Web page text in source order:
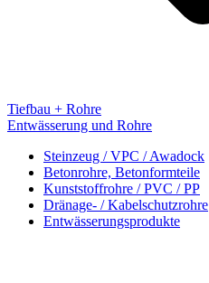
Tiefbau + Rohre
Entwässerung und Rohre
Steinzeug / VPC / Awadock
Betonrohre, Betonformteile
Kunststoffrohre / PVC / PP
Dränage- / Kabelschutzrohre
Entwässerungsprodukte